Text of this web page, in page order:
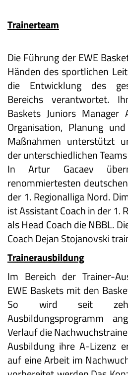
Trainerteam
Die Führung der EWE
Händen des sportlichen
die Entwicklung des
Bereichs verantwortet.
Baskets Juniors Manager
Organisation, Planung
Maßnahmen unterstützt
der unterschiedlichen
In Artur Gacaev
renommiertesten
der 1. Regionalliga Nord.
ist Assistant Coach in der 1.
als Head Coach die NBBL.
Coach Dejan Stojanovski
Trainerausbildung
Im Bereich der Trainer-
EWE Baskets mit den
So wird seit
Ausbildungsprogramm
Verlauf die
Ausbildung ihre A-Lizenz
auf eine Arbeit im